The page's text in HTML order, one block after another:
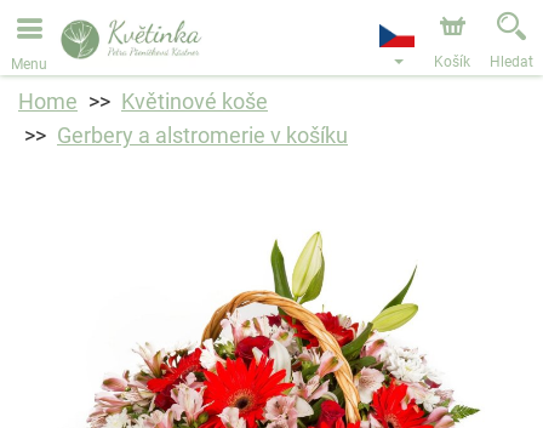
Objednávky přes e-shop přijímáme. Nejbližší možné
doručení je od 11.8.2026 z důvodu dovolené.
Menu Košík Hledat
Home
Květinové koše
Gerbery a alstromerie v košíku